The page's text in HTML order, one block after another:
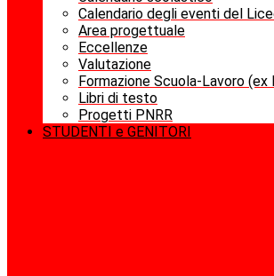
Calendario degli eventi del
Area progettuale
Eccellenze
Valutazione
Formazione Scuola-Lavoro (ex
Libri di testo
Progetti PNRR
STUDENTI e GENITORI